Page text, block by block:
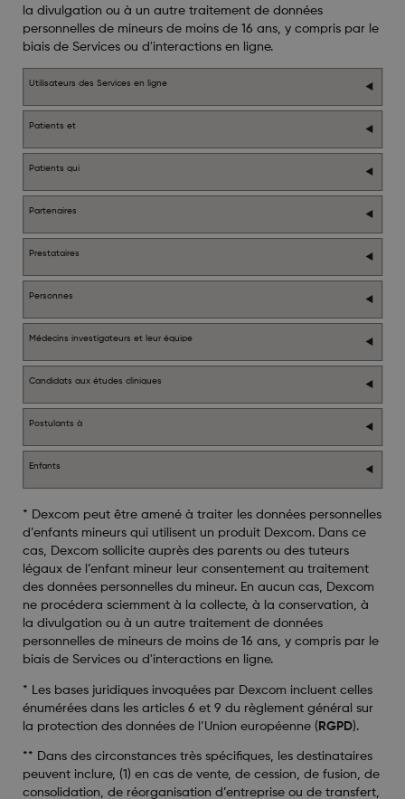
la divulgation ou à un autre traitement de données
personnelles de mineurs de moins de 16 ans, y compris par le
biais de Services ou d'interactions en ligne.
Utilisateurs des Services en ligne
Patients et
Patients qui
Partenaires
Prestataires
Personnes
Médecins investigateurs et leur équipe
Candidats aux études cliniques
Postulants à
Enfants
* Dexcom peut être amené à traiter les données personnelles
d’enfants mineurs qui utilisent un produit Dexcom. Dans ce
cas, Dexcom sollicite auprès des parents ou des tuteurs
légaux de l’enfant mineur leur consentement au traitement
des données personnelles du mineur. En aucun cas, Dexcom
ne procédera sciemment à la collecte, à la conservation, à
la divulgation ou à un autre traitement de données
personnelles de mineurs de moins de 16 ans, y compris par le
biais de Services ou d'interactions en ligne.
* Les bases juridiques invoquées par Dexcom incluent celles
énumérées dans les articles 6 et 9 du règlement général sur
la protection des données de l’Union européenne ( RGPD).
** Dans des circonstances très spécifiques, les destinataires
peuvent inclure, (1) en cas de vente, de cession, de fusion, de
consolidation, de réorganisation d’entreprise ou de transfert,